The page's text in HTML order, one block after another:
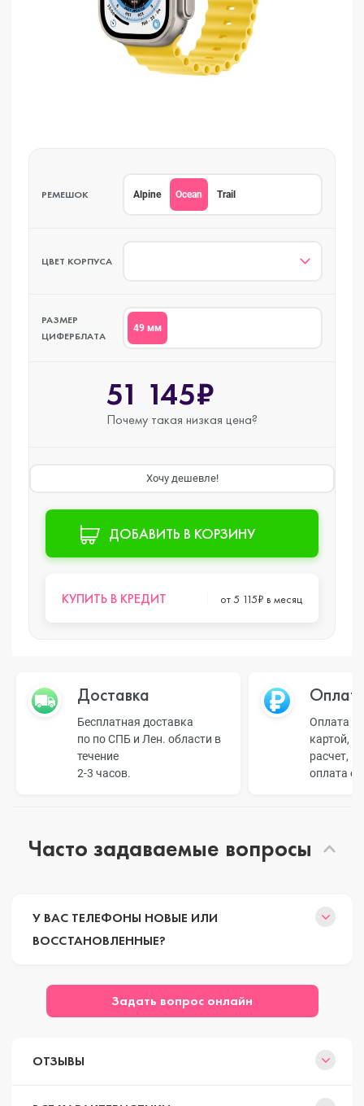
РЕМЕШОК Alpine Ocean Trail
ЦВЕТ КОРПУСА
РАЗМЕР
ЦИФЕРБЛАТА
49 мм
51 145₽
Почему такая низкая цена?
Хочу дешевле!
ДОБАВИТЬ В КОРЗИНУ
КУПИТЬ В КРЕДИТ от 5 115₽ в месяц
Доставка
Бесплатная доставка
по по СПБ и Лен. области в
течение
2-3 часов.
Оплата
картой,
расчет,
оплата
Часто задаваемые вопросы
У ВАС ТЕЛЕФОНЫ НОВЫЕ ИЛИ
ВОССТАНОВЛЕННЫЕ?
Задать вопрос онлайн
ОТЗЫВЫ